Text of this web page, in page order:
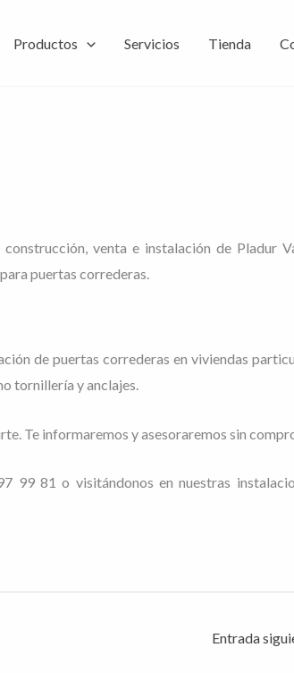
Productos Servicios Tienda
venta e instalación de Pladur
puertas correderas.
de puertas correderas en viviendas
tornillería y anclajes.
Te informaremos y asesoraremos sin
99 81 o visitándonos en nuestras
Entrada